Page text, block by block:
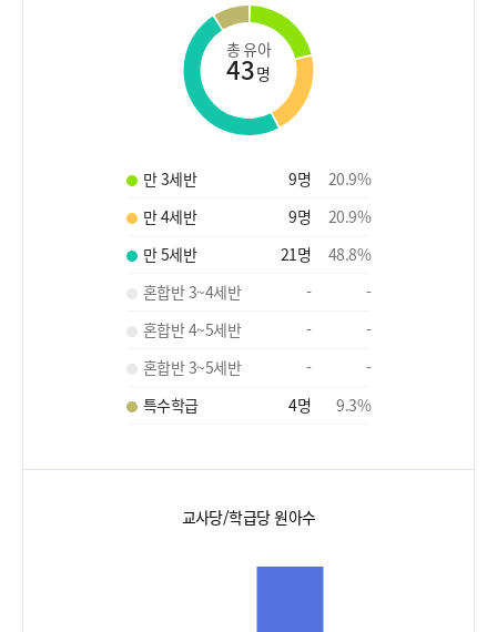
총 유아
43명
만 3세반 9명 20.9%
만 4세반
9명 20.9%
만 5세반
21명 48.8%
혼합반 3~4세반
-
-
혼합반 4~5세반
-
-
혼합반 3~5세반
-
-
특수학급
4명 9.3%
교사당/학급당 원아수